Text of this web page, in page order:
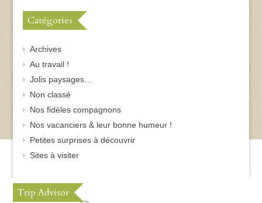
Catégories
Archives
Au travail !
Jolis paysages…
Non classé
Nos fidèles compagnons
Nos vacanciers & leur bonne humeur !
Petites surprises à découvrir
Sites à visiter
Trip Advisor